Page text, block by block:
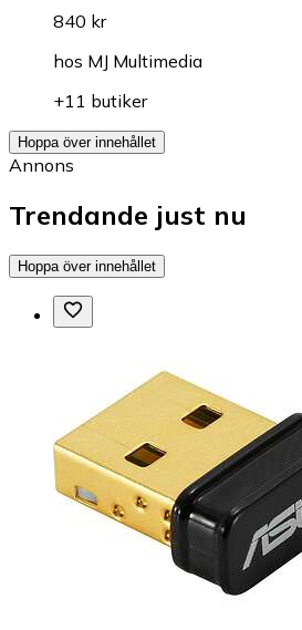
840 kr
hos MJ Multimedia
+11 butiker
Hoppa över innehållet
Annons
Trendande just nu
Hoppa över innehållet